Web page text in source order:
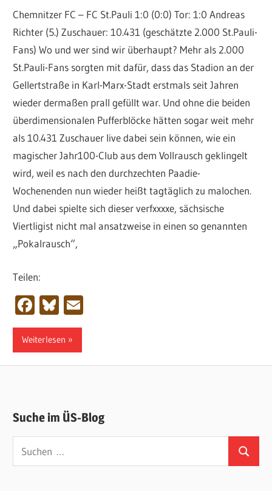
Chemnitzer FC – FC St.Pauli 1:0 (0:0) Tor: 1:0 Andreas
Richter (5.) Zuschauer: 10.431 (geschätzte 2.000 St.Pauli-
Fans) Wo und wer sind wir überhaupt? Mehr als 2.000
St.Pauli-Fans sorgten mit dafür, dass das Stadion an der
Gellertstraße in Karl-Marx-Stadt erstmals seit Jahren
wieder dermaßen prall gefüllt war. Und ohne die beiden
überdimensionalen Pufferblöcke hätten sogar weit mehr
als 10.431 Zuschauer live dabei sein können, wie ein
magischer Jahr100-Club aus dem Vollrausch geklingelt
wird, weil es nach den durchzechten Paadie-
Wochenenden nun wieder heißt tagtäglich zu malochen.
Und dabei spielte sich dieser verfxxxxe, sächsische
Viertligist nicht mal ansatzweise in einen so genannten
„Pokalrausch“,
Teilen:
Facebook
Bluesky
Weiterlesen
Suche im ÜS-Blog
Suchen
nach:
Suchen